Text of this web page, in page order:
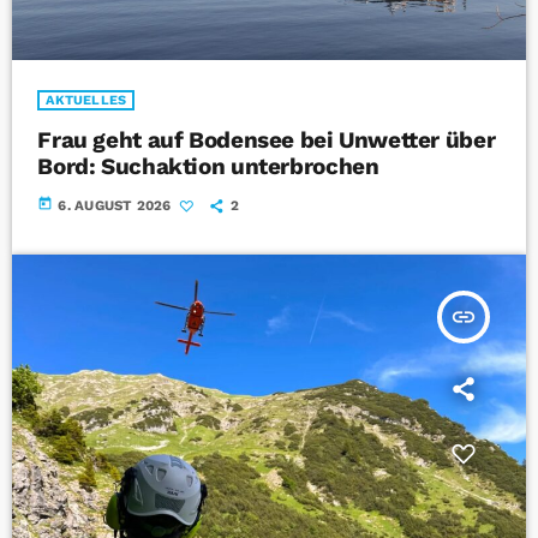
AKTUELLES
Frau geht auf Bodensee bei Unwetter über
Bord: Suchaktion unterbrochen
today 6. AUGUST 2026 2
insert_link